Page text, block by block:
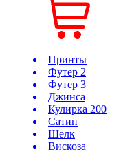
Принты
Футер 2
Футер 3
Джинса
Кулирка 200
Сатин
Шелк
Вискоза